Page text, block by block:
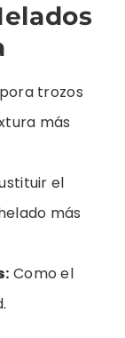
trozos
más
el
más
: Como el